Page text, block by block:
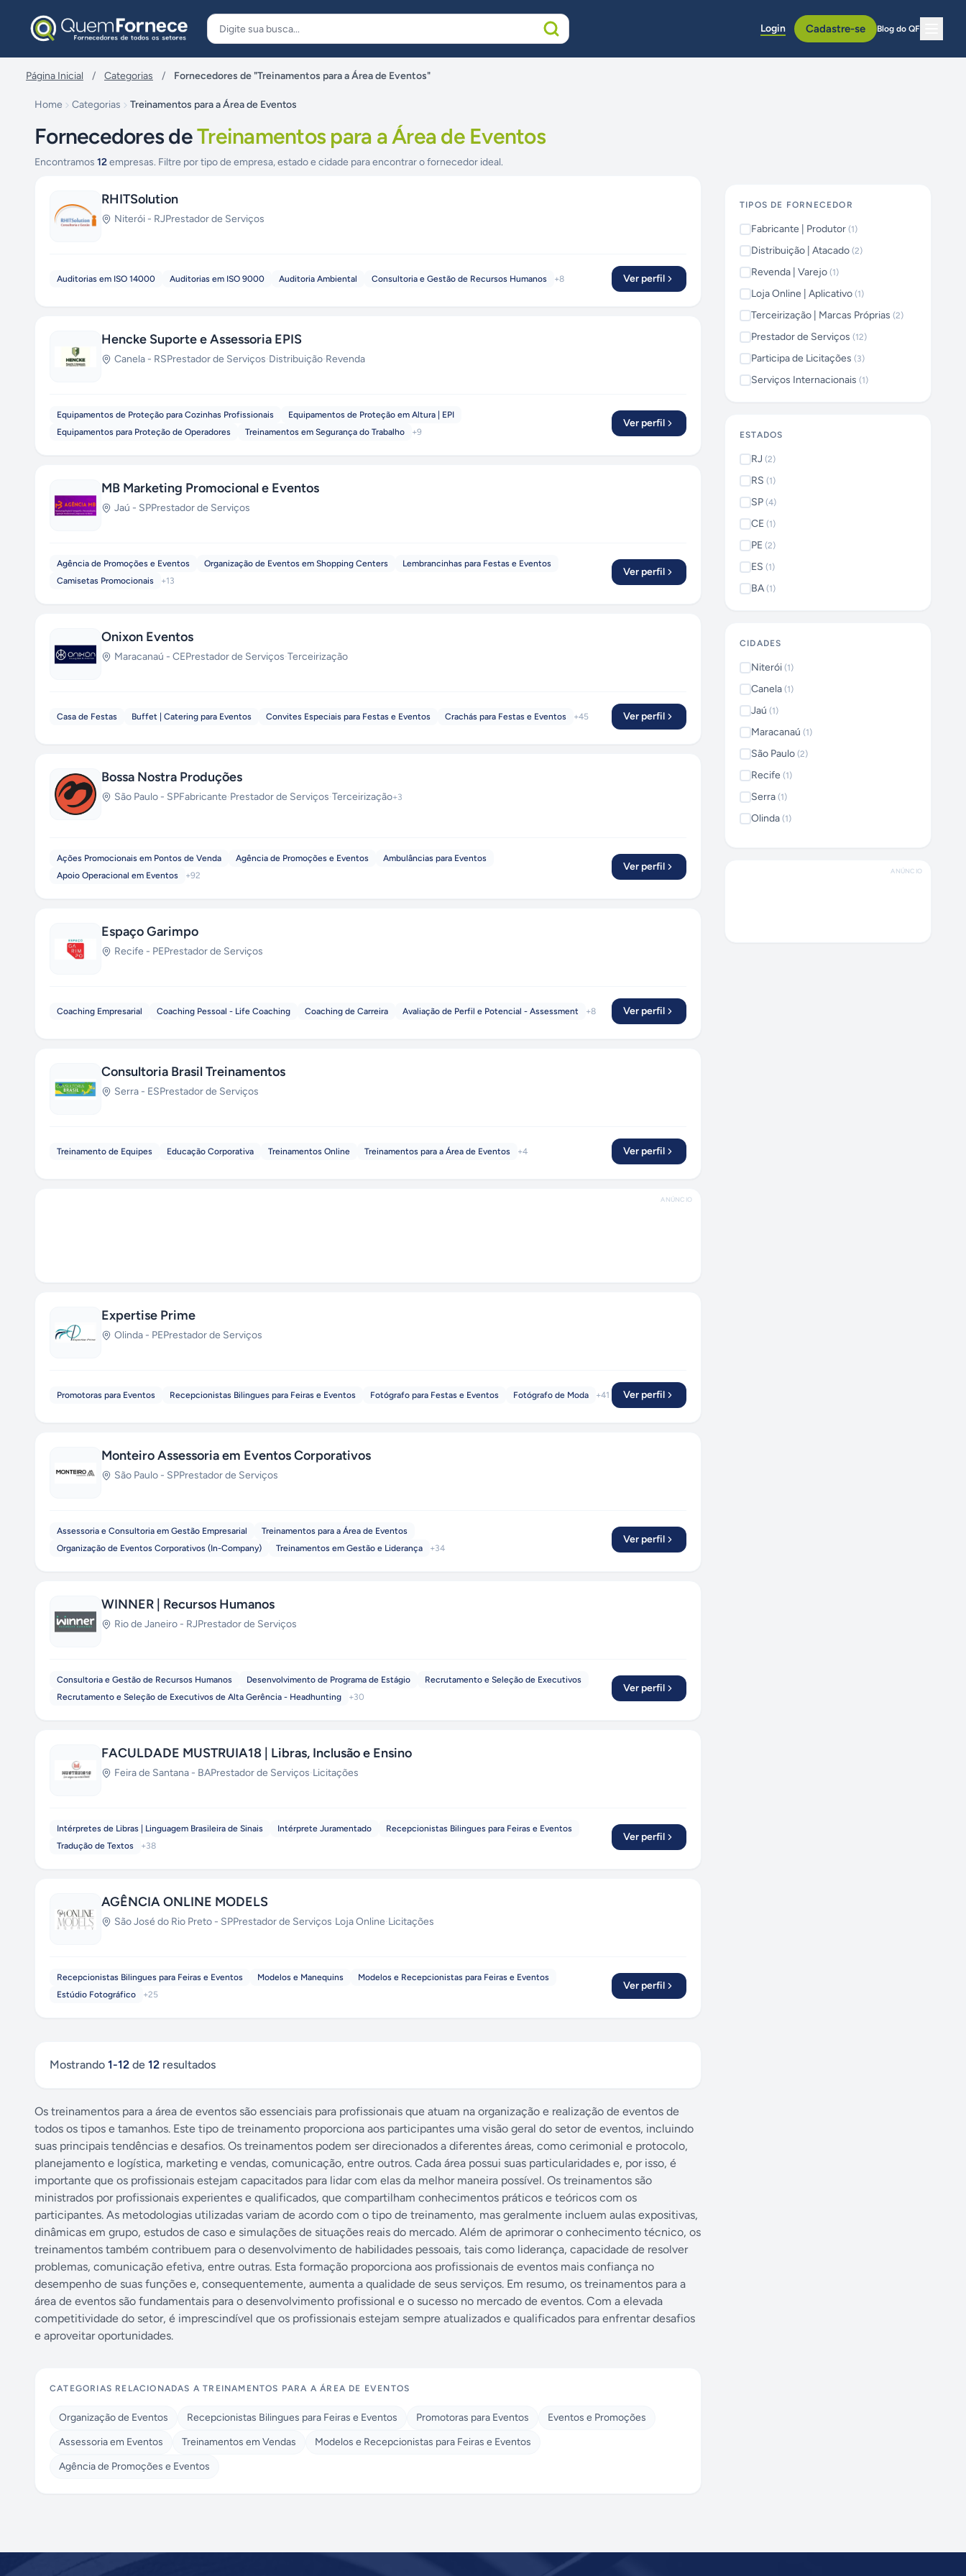
Login Cadastre-se Blog do QF
Página Inicial / Categorias / Fornecedores de "Treinamentos para a Área de Eventos"
Home Categorias Treinamentos para a Área de Eventos
Fornecedores deTreinamentos para a Área de Eventos
Encontramos 12empresas. Filtre por tipo de empresa, estado e cidade para encontrar o fornecedor ideal.
RHITSolution
Niterói - RJPrestador de Serviços
Auditorias em ISO 14000 Auditorias em ISO 9000 Auditoria Ambiental Consultoria e Gestão de Recursos Humanos +8 Ver perfil
Hencke Suporte e Assessoria EPIS
Canela - RSPrestador de Serviços·Distribuição·Revenda
Equipamentos de Proteção para Cozinhas Profissionais
Equipamentos de Proteção em Altura | EPI
Equipamentos para Proteção de Operadores
Treinamentos em Segurança do Trabalho +9
Ver perfil
MB Marketing Promocional e Eventos
Jaú - SPPrestador de Serviços
Agência de Promoções e Eventos Organização de Eventos em Shopping Centers
Lembrancinhas para Festas e Eventos
Camisetas Promocionais
+13
Ver perfil
Onixon Eventos
Maracanaú - CEPrestador de Serviços·Terceirização
Casa de Festas Buffet | Catering para Eventos Convites Especiais para Festas e Eventos Crachás para Festas e Eventos +45 Ver perfil
Bossa Nostra Produções
São Paulo - SPFabricante·Prestador de Serviços·Terceirização+3
Ações Promocionais em Pontos de Venda Agência de Promoções e Eventos
Ambulâncias para Eventos
Apoio Operacional em Eventos
+92
Ver perfil
Espaço Garimpo
Recife - PEPrestador de Serviços
Coaching Empresarial Coaching Pessoal - Life Coaching Coaching de Carreira Avaliação de Perfil e Potencial - Assessment +8 Ver perfil
Consultoria Brasil Treinamentos
Serra - ESPrestador de Serviços
Treinamento de Equipes Educação Corporativa Treinamentos Online Treinamentos para a Área de Eventos +4 Ver perfil
ANÚNCIO
Expertise Prime
Olinda - PEPrestador de Serviços
Promotoras para Eventos Recepcionistas Bilingues para Feiras e Eventos Fotógrafo para Festas e Eventos Fotógrafo de Moda +41 Ver perfil
Monteiro Assessoria em Eventos Corporativos
São Paulo - SPPrestador de Serviços
Assessoria e Consultoria em Gestão Empresarial
Treinamentos para a Área de Eventos
Organização de Eventos Corporativos (In-Company)
Treinamentos em Gestão e Liderança +34
Ver perfil
WINNER | Recursos Humanos
Rio de Janeiro - RJPrestador de Serviços
Consultoria e Gestão de Recursos Humanos Desenvolvimento de Programa de Estágio
Recrutamento e Seleção de Executivos
Recrutamento e Seleção de Executivos de Alta Gerência - Headhunting
+30
Ver perfil
FACULDADE MUSTRUIA18 | Libras, Inclusão e Ensino
Feira de Santana - BAPrestador de Serviços·Licitações
Intérpretes de Libras | Linguagem Brasileira de Sinais Intérprete Juramentado
Recepcionistas Bilingues para Feiras e Eventos
Tradução de Textos
+38
Ver perfil
AGÊNCIA ONLINE MODELS
São José do Rio Preto - SPPrestador de Serviços·Loja Online·Licitações
Recepcionistas Bilingues para Feiras e Eventos Modelos e Manequins
Modelos e Recepcionistas para Feiras e Eventos
Estúdio Fotográfico
+25
Ver perfil
Mostrando 1-12 de 12 resultados
Os treinamentos para a área de eventos são essenciais para profissionais que atuam na organização e realização de eventos de
todos os tipos e tamanhos. Este tipo de treinamento proporciona aos participantes uma visão geral do setor de eventos, incluindo
suas principais tendências e desafios. Os treinamentos podem ser direcionados a diferentes áreas, como cerimonial e protocolo,
planejamento e logística, marketing e vendas, comunicação, entre outros. Cada área possui suas particularidades e, por isso, é
importante que os profissionais estejam capacitados para lidar com elas da melhor maneira possível. Os treinamentos são
ministrados por profissionais experientes e qualificados, que compartilham conhecimentos práticos e teóricos com os
participantes. As metodologias utilizadas variam de acordo com o tipo de treinamento, mas geralmente incluem aulas expositivas,
dinâmicas em grupo, estudos de caso e simulações de situações reais do mercado. Além de aprimorar o conhecimento técnico, os
treinamentos também contribuem para o desenvolvimento de habilidades pessoais, tais como liderança, capacidade de resolver
problemas, comunicação efetiva, entre outras. Esta formação proporciona aos profissionais de eventos mais confiança no
desempenho de suas funções e, consequentemente, aumenta a qualidade de seus serviços. Em resumo, os treinamentos para a
área de eventos são fundamentais para o desenvolvimento profissional e o sucesso no mercado de eventos. Com a elevada
competitividade do setor, é imprescindível que os profissionais estejam sempre atualizados e qualificados para enfrentar desafios
e aproveitar oportunidades.
CATEGORIAS RELACIONADAS ATREINAMENTOS PARA A ÁREA DE EVENTOS
Organização de Eventos Recepcionistas Bilingues para Feiras e Eventos Promotoras para Eventos
Eventos e Promoções
Assessoria em Eventos
Treinamentos em Vendas
Modelos e Recepcionistas para Feiras e Eventos
Agência de Promoções e Eventos
TIPOS DE FORNECEDOR
Fabricante | Produtor (1)
Distribuição | Atacado (2)
Revenda | Varejo (1)
Loja Online | Aplicativo (1)
Terceirização | Marcas Próprias (2)
Prestador de Serviços (12)
Participa de Licitações (3)
Serviços Internacionais (1)
ESTADOS
RJ (2)
RS (1)
SP (4)
CE (1)
PE (2)
ES (1)
BA (1)
CIDADES
Niterói (1)
Canela (1)
Jaú (1)
Maracanaú (1)
São Paulo (2)
Recife (1)
Serra (1)
Olinda (1)
ANÚNCIO